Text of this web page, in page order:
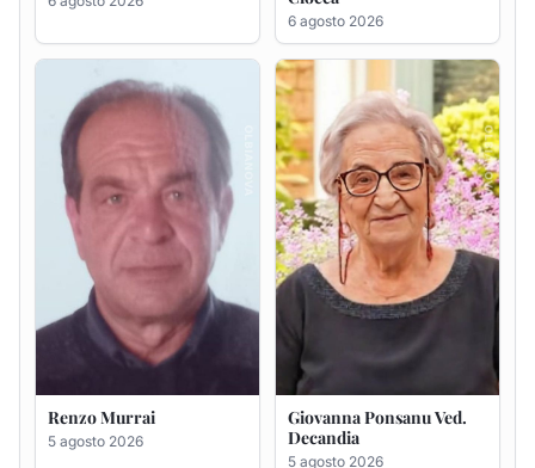
Renzo Murrai
5 agosto 2026
Giovanna Ponsanu Ved.
Decandia
5 agosto 2026